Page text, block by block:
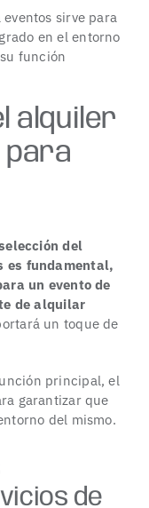
sirve para
en el entorno
función
alquiler
para
del
es fundamental,
un evento de
de alquilar
un toque de
principal, el
garantizar que
del mismo.
de